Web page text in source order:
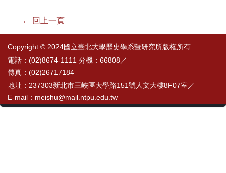
← 回上一頁
Copyright © 2024國立臺北大學歷史學系暨研究所版權所有
電話：(02)8674-1111 分機：66808／
傳真：(02)26717184
地址：237303新北市三峽區大學路151號人文大樓8F07室／
E-mail：meishu@mail.ntpu.edu.tw